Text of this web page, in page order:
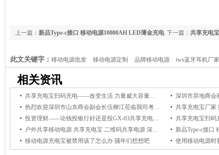
下一篇： 共享充电
上一篇： 新品Type-c接口 移动电源10000AH LED薄金充电
此文关键字： 移动电源批发 移动电源定制 品牌移动电源 tws蓝牙耳机厂家
享充电宝加盟，共享充电宝批发，共享充电宝排名，共享充电宝定制，力量威
家 深圳充电宝工厂订制 手机移动电宝生产商 移动电源OEM代加工 手机充电
移动电源充电线 usb充电器 1a/2.1a车充 车载充电器厂家 充电器生产厂商 深圳
移动电源厂家 高通认证移动电源生产厂家
相关资讯
共享充电宝扫码充电——改变生活 力量威大容量共享充电宝厂家
热烈欢迎深圳市山东商会副会长伍柳江莅临我司考察指导工作
投资理财——论钱投银行好还是投GX-03共享充电宝好
户外共享移动电源 共享充电宝 二维码共享电源 深圳市力量威充
移动电源充电宝被禁用该了怎么办 骚年们想想吧
使用移动电源时